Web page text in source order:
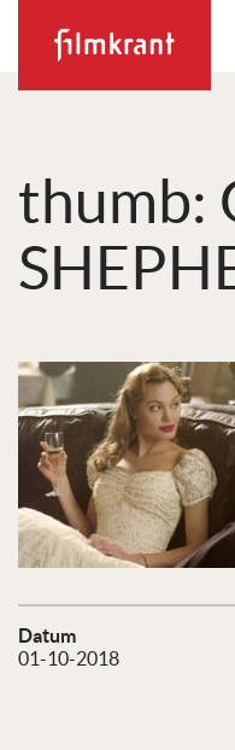
thumb:
Datum
01-10-2018